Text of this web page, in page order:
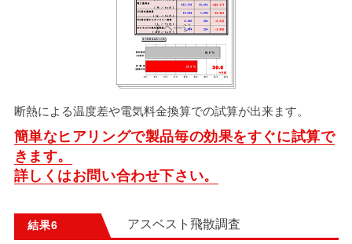
断熱による温度差や電気料金換算での試算が出来ます。
簡単なヒアリングで製品毎の効果をすぐに試算で
きます。
詳しくはお問い合わせ下さい。
結果 アスベスト飛散調査